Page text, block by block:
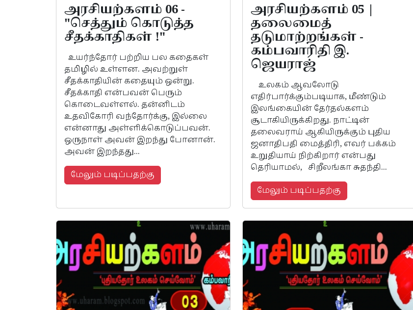
அரசியற்களம் 06 -
"செத்தும் கொடுத்த
சீதக்காதிகள் !"
உயர்ந்தோர் பற்றிய பல கதைகள்
தமிழில் உள்ளன. அவற்றுள்
சீதக்காதியின் கதையும் ஒன்று.
சீதக்காதி என்பவன் பெரும்
கொடைவள்ளல். தன்னிடம்
உதவிகோரி வந்தோர்க்கு, இல்லை
என்னாது அள்ளிக்கொடுப்பவன்.
ஒருநாள் அவன் இறந்து போனான்.
அவன் இறந்தது...
மேலும் படிப்பதற்கு
அரசியற்களம் 05 |
தலைமைத்
தடுமாற்றங்கள் -
கம்பவாரிதி இ.
ஜெயராஜ்
உலகம் ஆவலோடு
எதிர்பார்க்கும்படியாக, மீண்டும்
இலங்கையின் தேர்தல்களம்
சூடாகியிருக்கிறது. நாட்டின்
தலைவராய் ஆகியிருக்கும் புதிய
ஜனாதிபதி மைத்திரி, எவர் பக்கம்
உறுதியாய் நிற்கிறார் என்பது
தெரியாமல், சிறீலங்கா சுதந்தி...
மேலும் படிப்பதற்கு